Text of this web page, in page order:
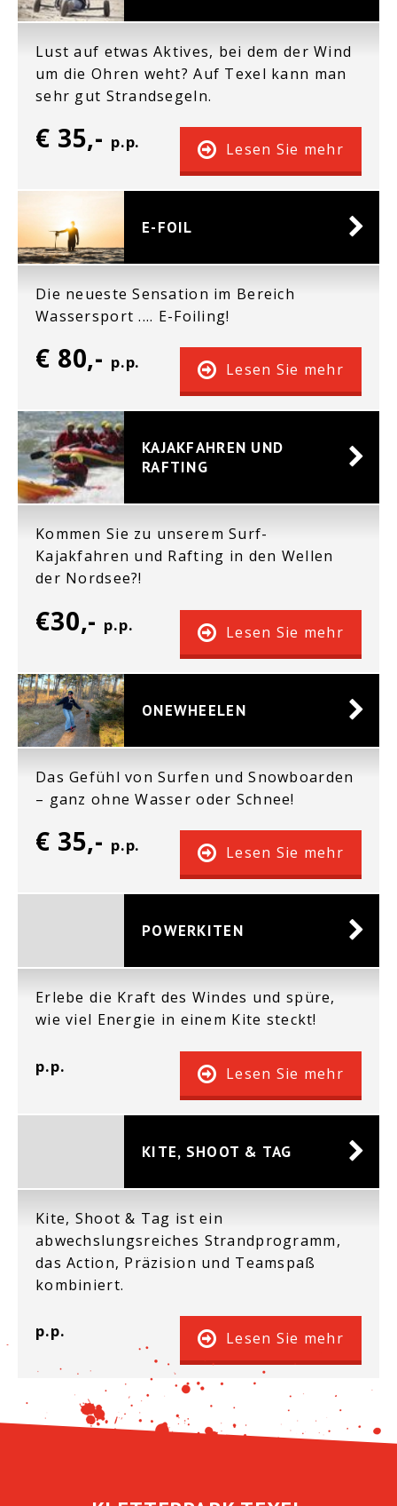
Lust auf etwas Aktives, bei dem der Wind
um die Ohren weht? Auf Texel kann man
sehr gut Strandsegeln.
€ 35,- p.p. Lesen Sie mehr
E-FOIL
Die neueste Sensation im Bereich
Wassersport .... E-Foiling!
€ 80,- p.p. Lesen Sie mehr
KAJAKFAHREN UND
RAFTING
Kommen Sie zu unserem Surf-
Kajakfahren und Rafting in den Wellen
der Nordsee?!
€30,- p.p. Lesen Sie mehr
ONEWHEELEN
Das Gefühl von Surfen und Snowboarden
– ganz ohne Wasser oder Schnee!
€ 35,- p.p. Lesen Sie mehr
POWERKITEN
Erlebe die Kraft des Windes und spüre,
wie viel Energie in einem Kite steckt!
p.p. Lesen Sie mehr
KITE, SHOOT & TAG
Kite, Shoot & Tag ist ein
abwechslungsreiches Strandprogramm,
das Action, Präzision und Teamspaß
kombiniert.
p.p. Lesen Sie mehr